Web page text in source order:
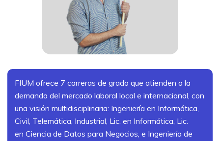
FIUM ofrece 7 carreras de grado que atienden a la
demanda del mercado laboral local e internacional, con
una visión multidisciplinaria: Ingeniería en Informática,
Civil, Telemática, Industrial, Lic. en Informática, Lic.
en Ciencia de Datos para Negocios, e Ingeniería de